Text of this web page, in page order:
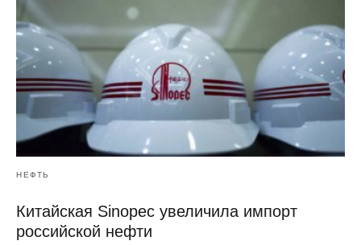
НЕФТЬ
Китайская Sinopec увеличила импорт
российской нефти